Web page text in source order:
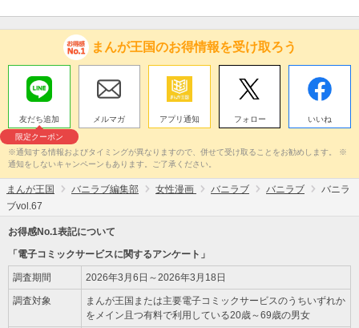
まんが王国のお得情報を受け取ろう
友だち追加
限定クーポン
メルマガ アプリ通知 フォロー いいね
※通知する情報およびタイミングが異なりますので、併せて受け取ることをお勧めします。 ※
通知をしないキャンペーンもあります。ご了承ください。
まんが王国 バニラブ編集部 女性漫画 バニラブ バニラブ
バニラ
ブvol.67
お得感No.1表記について
「電子コミックサービスに関するアンケート」
調査期間 2026年3月6日～2026年3月18日
調査対象
まんが王国または主要電子コミックサービスのうちいずれか
をメイン且つ有料で利用している20歳～69歳の男女